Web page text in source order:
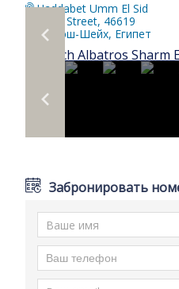
Haddabet Umm El Sid
Khazan Street, 46619
Шарм-эш-Шейх, Египет
Забронировать